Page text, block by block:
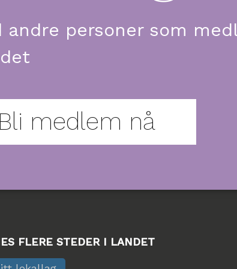
personer som
Bli medlem nå
FLERE STEDER I LANDET